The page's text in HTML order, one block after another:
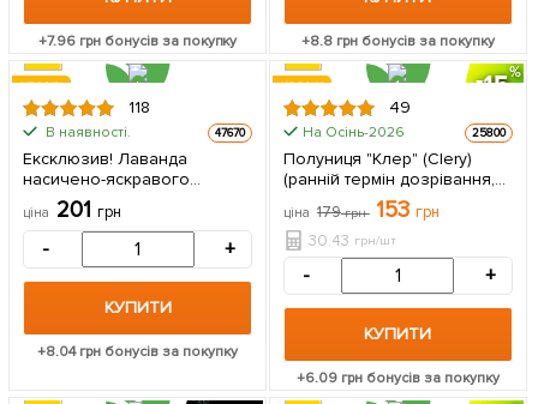
+7.96 грн бонусів за покупку +8.8 грн бонусів за покупку
ХІТ РОКУ
118
В наявності. 47670
Ексклюзив! Лаванда
насичено-яскравого
фіолетового кольору
"Матильда" (Matilda)
вічнозелений,
морозостійкий сорт) 1
саджанець в упаковці
ціна 201грн
- +
КУПИТИ
+8.04 грн бонусів за покупку
15
ЦІНА ЗА
5шт
ХІТ РОКУ
49
На Осінь-2026 25800
Полуниця "Клер" (Clery)
(ранній термін дозрівання,
дуже великі гарні ягоди) 5
шт в упаковці
ціна 179грн 153 грн
30.43 грн/шт
- +
КУПИТИ
+6.09 грн бонусів за покупку